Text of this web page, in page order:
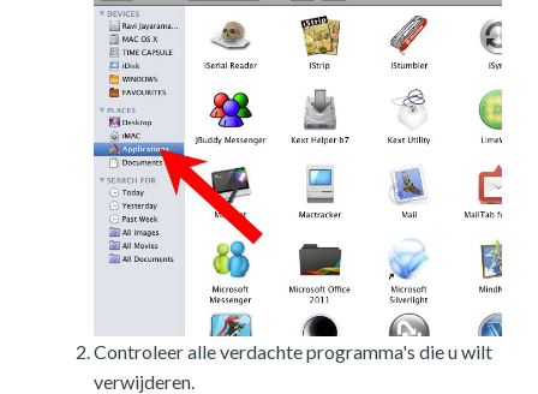
Controleer alle verdachte programma's die u wilt
verwijderen.